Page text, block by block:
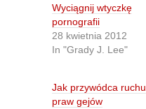
a
r
e
o
n
T
t
t
e
a
e
o
n
F
e
b
Wyciągnij wtyczkę
pornografii
28 kwietnia 2012
In "Grady J. Lee"
Jak przywódca ruchu
praw gejów